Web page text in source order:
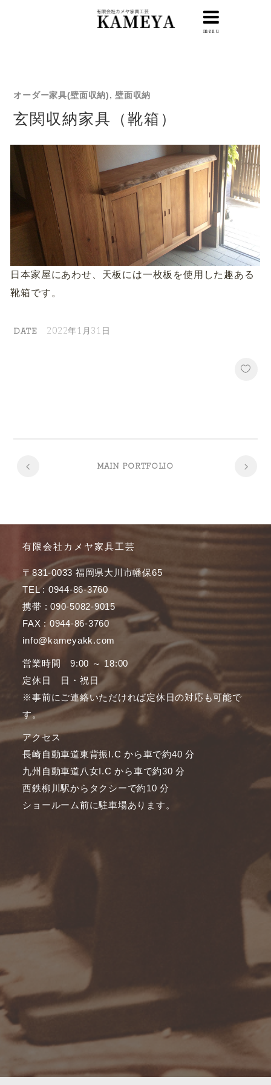
オーダー家具(壁面収納), 壁面収納
玄関収納家具（靴箱）
日本家屋にあわせ、天板には一枚板を使用した趣ある
靴箱です。
DATE 2022年1月31日
MAIN PORTFOLIO
有限会社カメヤ家具工芸
〒831-0033 福岡県大川市幡保65
TEL : 0944-86-3760
携帯 : 090-5082-9015
FAX : 0944-86-3760
info@kameyakk.com
営業時間 9:00 ～ 18:00
定休日 日・祝日
※事前にご連絡いただければ定休日の対応も可能で
す。
アクセス
長崎自動車道東背振I.C から車で約40 分
九州自動車道八女I.C から車で約30 分
西鉄柳川駅からタクシーで約10 分
ショールーム前に駐車場あります。